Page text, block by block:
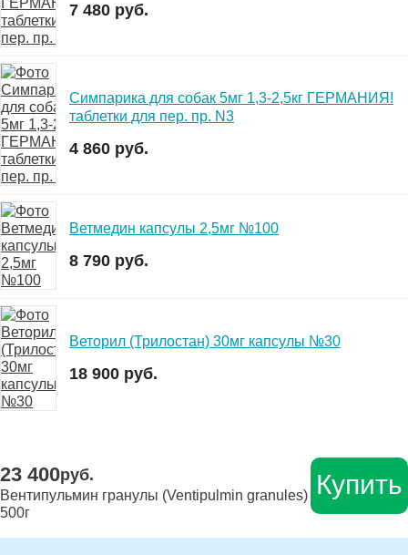
7 480 руб.
Симпарика для собак 5мг 1,3-2,5кг ГЕРМАНИЯ!
таблетки для пер. пр. N3
4 860 руб.
Ветмедин капсулы 2,5мг №100
8 790 руб.
Веторил (Трилостан) 30мг капсулы №30
18 900 руб.
23 400руб.
Вентипульмин гранулы (Ventipulmin granules)
500г
Купить